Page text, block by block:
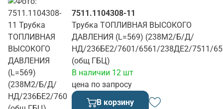
7511.1104308-11
Трубка ТОПЛИВНАЯ ВЫСОКОГО
ДАВЛЕНИЯ (L=569) (238М2/Б/Д/
НД/236БЕ2/7601/6561/238ДЕ2/7511/
(общ ГБЦ)
цена по запросу
В наличии 12 шт
В корзину